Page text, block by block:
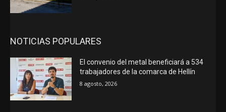
NOTICIAS POPULARES
El convenio del metal beneficiará a 534
trabajadores de la comarca de Hellín
8 agosto, 2026